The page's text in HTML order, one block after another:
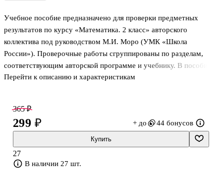
Учебное пособие предназначено для проверки предметных
результатов по курсу «Математика. 2 класс» авторского
коллектива под руководством М.И. Моро (УМК «Школа
России»). Проверочные работы сгруппированы по разделам,
соответствующим авторской программе и учебнику. В пособии
представлен входной тест, проверочные и контрольные работы
Федеральному государственному образовательному стандарту
начального общего образования, утверждённому Приказом
Министерства просвещения № 286 от 31.06.2021 г.
Перейти к описанию и характеристикам
365 ₽
299 ₽ + до 44 бонусов
Купить
27
В наличии 27 шт.